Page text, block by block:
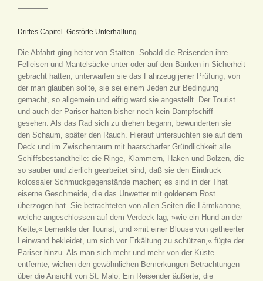
————
Drittes Capitel. Gestörte Unterhaltung.
Die Abfahrt ging heiter von Statten. Sobald die Reisenden ihre
Felleisen und Mantelsäcke unter oder auf den Bänken in Sicherheit
gebracht hatten, unterwarfen sie das Fahrzeug jener Prüfung, von
der man glauben sollte, sie sei einem Jeden zur Bedingung
gemacht, so allgemein und eifrig ward sie angestellt. Der Tourist
und auch der Pariser hatten bisher noch kein Dampfschiff
gesehen. Als das Rad sich zu drehen begann, bewunderten sie
den Schaum, später den Rauch. Hierauf untersuchten sie auf dem
Deck und im Zwischenraum mit haarscharfer Gründlichkeit alle
Schiffsbestandtheile: die Ringe, Klammern, Haken und Bolzen, die
so sauber und zierlich gearbeitet sind, daß sie den Eindruck
kolossaler Schmuckgegenstände machen; es sind in der That
eiserne Geschmeide, die das Unwetter mit goldenem Rost
überzogen hat. Sie betrachteten von allen Seiten die Lärmkanone,
welche angeschlossen auf dem Verdeck lag; »wie ein Hund an der
Kette,« bemerkte der Tourist, und »mit einer Blouse von getheerter
Leinwand bekleidet, um sich vor Erkältung zu schützen,« fügte der
Pariser hinzu. Als man sich mehr und mehr von der Küste
entfernte, wichen den gewöhnlichen Bemerkungen Betrachtungen
über die Ansicht von St. Malo. Ein Reisender äußerte, die